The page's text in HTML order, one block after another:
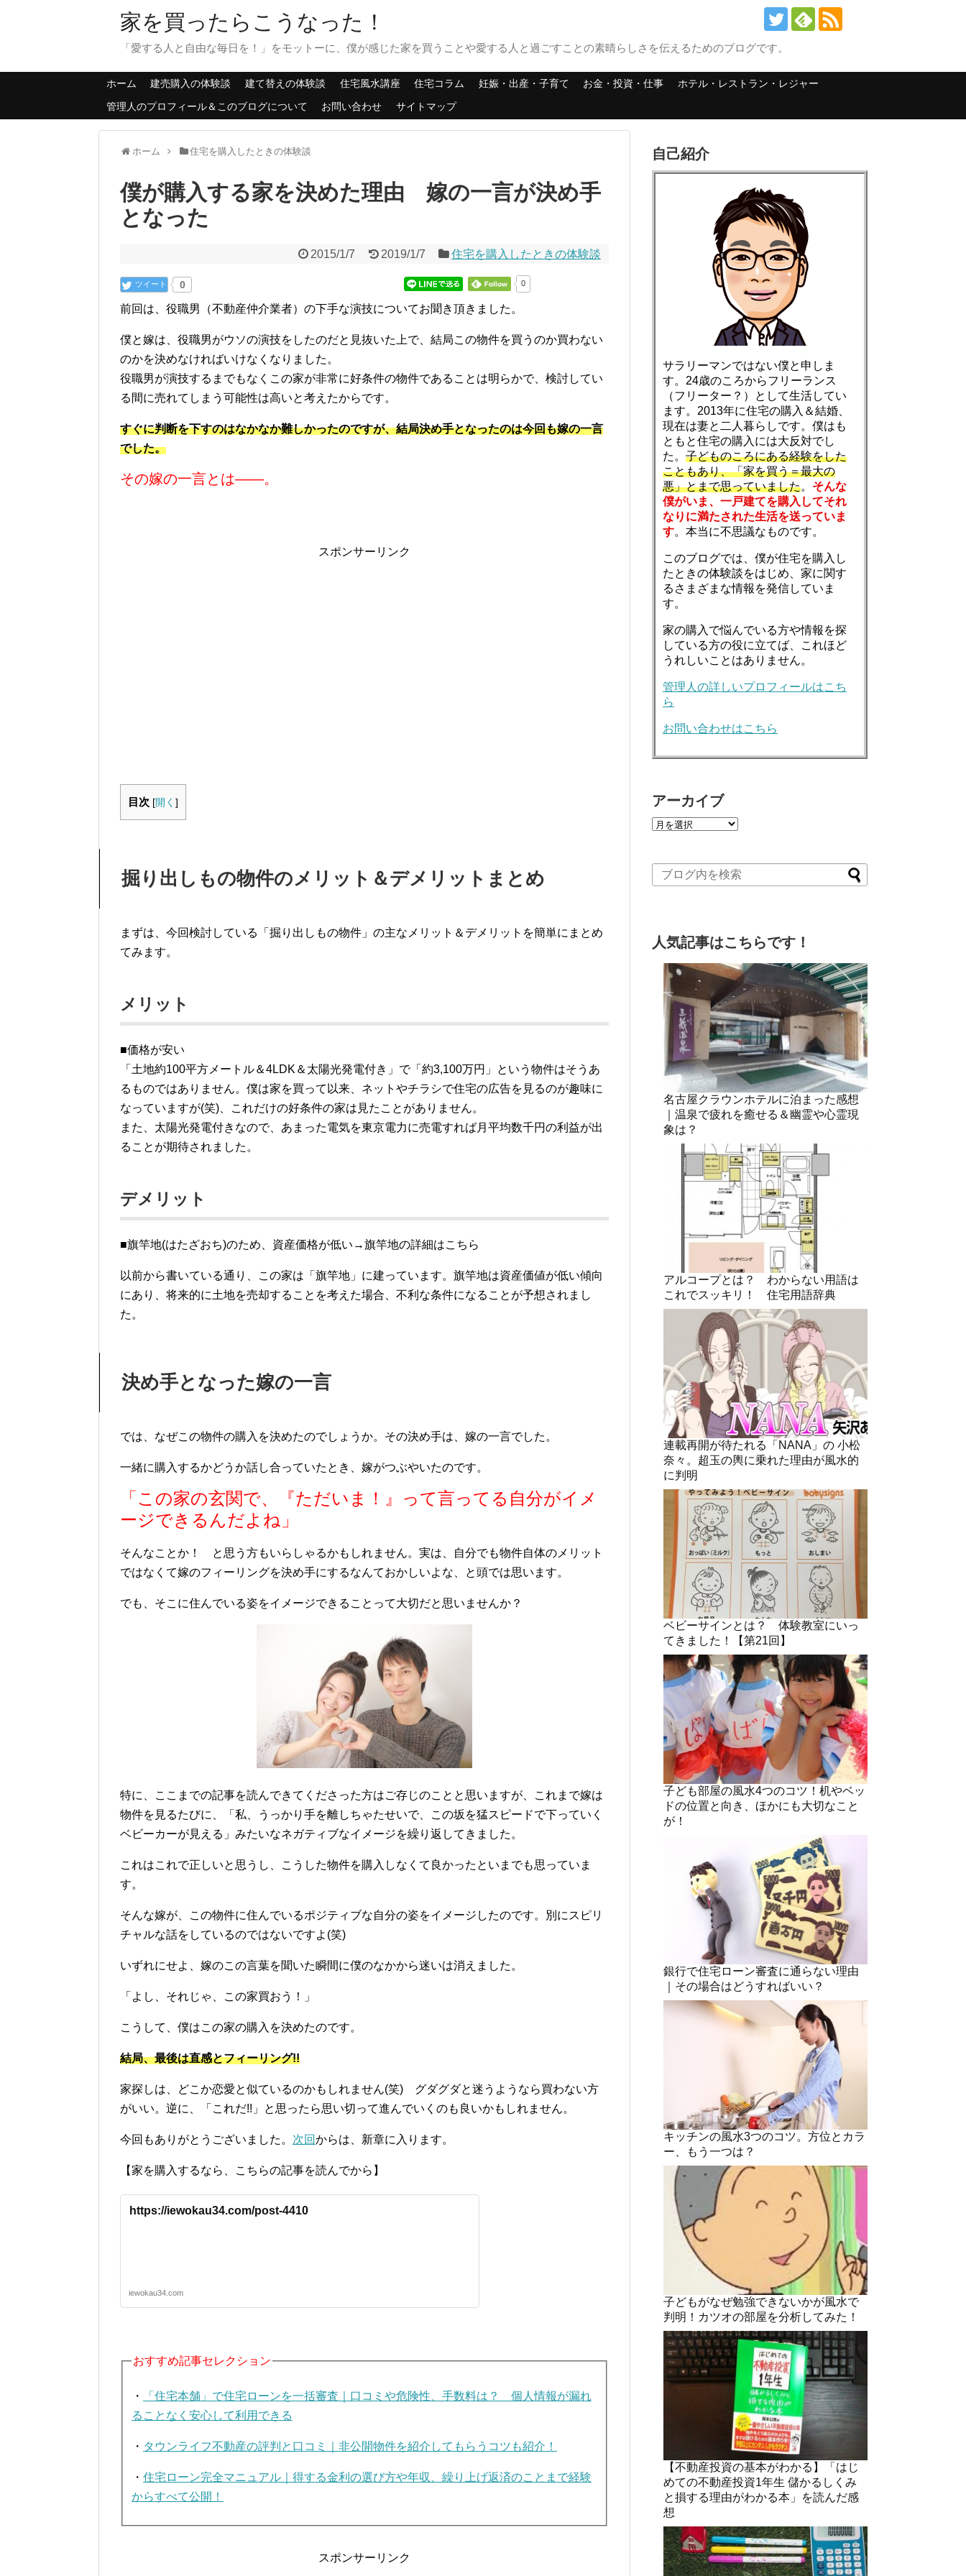
家を買ったらこうなった！
「愛する人と自由な毎日を！」をモットーに、僕が感じた家を買うことや愛する人と過ごすことの素晴らしさを伝えるためのブログです。
ホーム 建売購入の体験談 建て替えの体験談 住宅風水講座 住宅コラム 妊娠・出産・子育て お金・投資・仕事
ホテル・レストラン・レジャー
管理人のプロフィール＆このブログについて
お問い合わせ サイトマップ
ホーム 住宅を購入したときの体験談
僕が購入する家を決めた理由 嫁の一言が決め手
となった
2015/1/7 2019/1/7 住宅を購入したときの体験談
0
ツイート 0
前回は、役職男（不動産仲介業者）の下手な演技についてお聞き頂きました。
僕と嫁は、役職男がウソの演技をしたのだと見抜いた上で、結局この物件を買うのか買わない
のかを決めなければいけなくなりました。
役職男が演技するまでもなくこの家が非常に好条件の物件であることは明らかで、検討してい
る間に売れてしまう可能性は高いと考えたからです。
すぐに判断を下すのはなかなか難しかったのですが、結局決め手となったのは今回も嫁の一言
でした。
その嫁の一言とは――。
スポンサーリンク
目次 [開く ]
掘り出しもの物件のメリット＆デメリットまとめ
まずは、今回検討している「掘り出しもの物件」の主なメリット＆デメリットを簡単にまとめ
てみます。
メリット
■価格が安い
「土地約100平方メートル＆4LDK＆太陽光発電付き」で「約3,100万円」という物件はそうあ
るものではありません。僕は家を買って以来、ネットやチラシで住宅の広告を見るのが趣味に
なっていますが(笑)、これだけの好条件の家は見たことがありません。
また、太陽光発電付きなので、あまった電気を東京電力に売電すれば月平均数千円の利益が出
ることが期待されました。
デメリット
■旗竿地(はたざおち)のため、資産価格が低い→旗竿地の詳細はこちら
以前から書いている通り、この家は「旗竿地」に建っています。旗竿地は資産価値が低い傾向
にあり、将来的に土地を売却することを考えた場合、不利な条件になることが予想されまし
た。
決め手となった嫁の一言
では、なぜこの物件の購入を決めたのでしょうか。その決め手は、嫁の一言でした。
一緒に購入するかどうか話し合っていたとき、嫁がつぶやいたのです。
「この家の玄関で、『ただいま！』って言ってる自分がイメ
ージできるんだよね」
そんなことか！ と思う方もいらしゃるかもしれません。実は、自分でも物件自体のメリット
ではなくて嫁のフィーリングを決め手にするなんておかしいよな、と頭では思います。
でも、そこに住んでいる姿をイメージできることって大切だと思いませんか？
特に、ここまでの記事を読んできてくださった方はご存じのことと思いますが、これまで嫁は
物件を見るたびに、「私、うっかり手を離しちゃたせいで、この坂を猛スピードで下っていく
ベビーカーが見える」みたいなネガティブなイメージを繰り返してきました。
これはこれで正しいと思うし、こうした物件を購入しなくて良かったといまでも思っていま
す。
そんな嫁が、この物件に住んでいるポジティブな自分の姿をイメージしたのです。別にスピリ
チャルな話をしているのではないですよ(笑)
いずれにせよ、嫁のこの言葉を聞いた瞬間に僕のなかから迷いは消えました。
「よし、それじゃ、この家買おう！」
こうして、僕はこの家の購入を決めたのです。
結局、最後は直感とフィーリング!!
家探しは、どこか恋愛と似ているのかもしれません(笑) グダグダと迷うようなら買わない方
がいい。逆に、「これだ!!」と思ったら思い切って進んでいくのも良いかもしれません。
今回もありがとうございました。 次回からは、新章に入ります。
【家を購入するなら、こちらの記事を読んでから】
https://iewokau34.com/post-4410
iewokau34.com
おすすめ記事セレクション
・
「住宅本舗」で住宅ローンを一括審査｜口コミや危険性、手数料は？ 個人情報が漏れ
ることなく安心して利用できる
・ タウンライフ不動産の評判と口コミ｜非公開物件を紹介してもらうコツも紹介！
・ 住宅ローン完全マニュアル｜得する金利の選び方や年収、繰り上げ返済のことまで経験
からすべて公開！
スポンサーリンク
自己紹介
サラリーマンではない僕と申しま
す。24歳のころからフリーランス
（フリーター？）として生活してい
ます。2013年に住宅の購入＆結婚、
現在は妻と二人暮らしです。僕はも
ともと住宅の購入には大反対でし
た。 子どものころにある経験をした
こともあり、「家を買う＝最大の
悪」とまで思っていました。 そんな
僕がいま、一戸建てを購入してそれ
なりに満たされた生活を送っていま
す。本当に不思議なものです。
このブログでは、僕が住宅を購入し
たときの体験談をはじめ、家に関す
るさまざまな情報を発信していま
す。
家の購入で悩んでいる方や情報を探
している方の役に立てば、これほど
うれしいことはありません。
管理人の詳しいプロフィールはこち
ら
お問い合わせはこちら
アーカイブ
人気記事はこちらです！
名古屋クラウンホテルに泊まった感想
｜温泉で疲れを癒せる＆幽霊や心霊現
象は？
アルコープとは？ わからない用語は
これでスッキリ！ 住宅用語辞典
連載再開が待たれる「NANA」の 小松
奈々。超玉の輿に乗れた理由が風水的
に判明
ベビーサインとは？ 体験教室にいっ
てきました！【第21回】
子ども部屋の風水4つのコツ！机やベッ
ドの位置と向き、ほかにも大切なこと
が！
銀行で住宅ローン審査に通らない理由
｜その場合はどうすればいい？
キッチンの風水3つのコツ。方位とカラ
ー、もう一つは？
子どもがなぜ勉強できないかが風水で
判明！カツオの部屋を分析してみた！
【不動産投資の基本がわかる】「はじ
めての不動産投資1年生 儲かるしくみ
と損する理由がわかる本」を読んだ感
想